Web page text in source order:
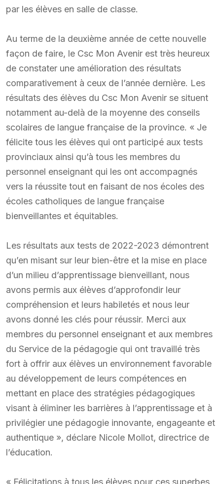
par les élèves en salle de classe.
Au terme de la deuxième année de cette nouvelle
façon de faire, le Csc Mon Avenir est très heureux
de constater une amélioration des résultats
comparativement à ceux de l’année dernière. Les
résultats des élèves du Csc Mon Avenir se situent
notamment au-delà de la moyenne des conseils
scolaires de langue française de la province. « Je
félicite tous les élèves qui ont participé aux tests
provinciaux ainsi qu’à tous les membres du
personnel enseignant qui les ont accompagnés
vers la réussite tout en faisant de nos écoles des
écoles catholiques de langue française
bienveillantes et équitables.
Les résultats aux tests de 2022-2023 démontrent
qu’en misant sur leur bien-être et la mise en place
d’un milieu d’apprentissage bienveillant, nous
avons permis aux élèves d’approfondir leur
compréhension et leurs habiletés et nous leur
avons donné les clés pour réussir. Merci aux
membres du personnel enseignant et aux membres
du Service de la pédagogie qui ont travaillé très
fort à offrir aux élèves un environnement favorable
au développement de leurs compétences en
mettant en place des stratégies pédagogiques
visant à éliminer les barrières à l’apprentissage et à
privilégier une pédagogie innovante, engageante et
authentique », déclare Nicole Mollot, directrice de
l’éducation.
« Félicitations à tous les élèves pour ces superbes